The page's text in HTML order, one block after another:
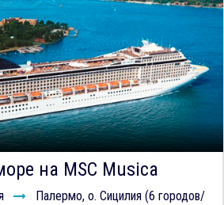
на MSC Musica
Палермо, о. Сицилия (6 городов/